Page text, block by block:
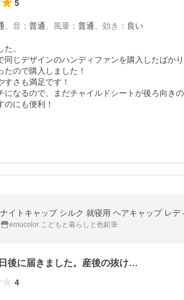
5
音 ： 普通 風量 ： 普通 効き ： 良い
。
同じデザインのハンディファンを購入したばか
たので購入しました！
すさも満足です！
になるので、まだチャイルドシートが後ろ向き
のにも便利！
ナイトキャップ シルク 就寝用 ヘアキャップ レ
emucolor こどもと暮らしと色鉛筆
後に届きました。産後の抜け…
4